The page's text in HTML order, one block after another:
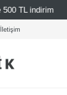
İletişim